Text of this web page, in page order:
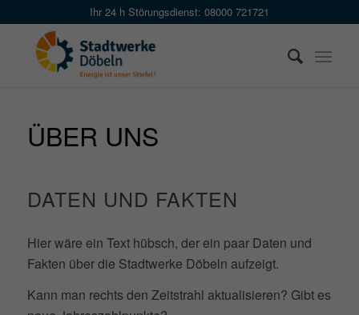
to
Content
Ihr 24 h Störungsdienst: 08000 721721
ÜBER UNS
DATEN UND FAKTEN
Hier wäre ein Text hübsch, der ein paar Daten und
Fakten über die Stadtwerke Döbeln aufzeigt.
Kann man rechts den Zeitstrahl aktualisieren? Gibt es